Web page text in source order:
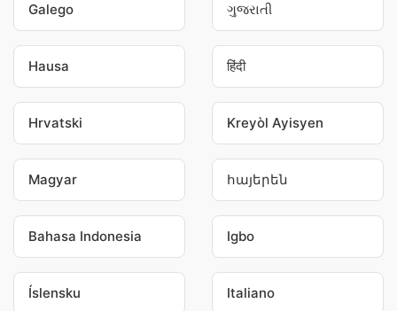
Galego ગુજરાતી
Hausa हिंदी
Hrvatski Kreyòl Ayisyen
Magyar հայերեն
Bahasa Indonesia Igbo
Íslensku Italiano